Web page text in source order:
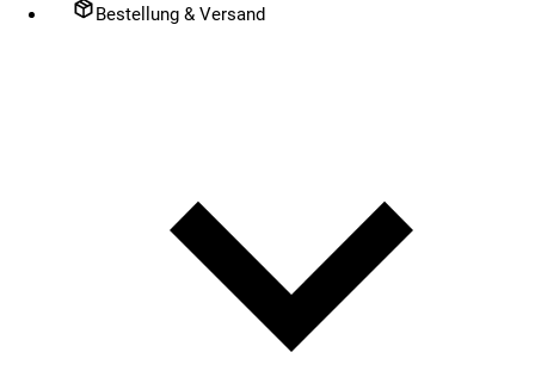
Bestellung & Versand